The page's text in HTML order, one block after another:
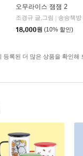
오무라이스 잼잼 2
조경규 글,그림
송송책방
18,000원 (10% 할인)
등록된 더 많은 상품을 확인해